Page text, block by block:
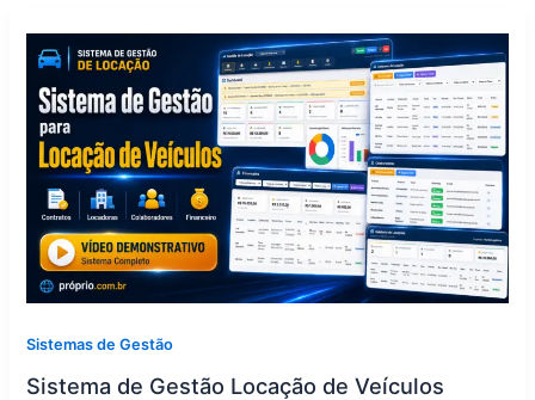
Sistemas de Gestão
Sistema de Gestão Locação de Veículos